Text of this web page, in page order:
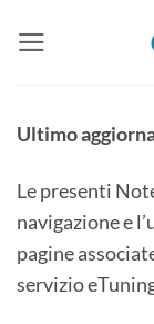
Ultimo
Le presenti
navigazione e
pagine
servizio